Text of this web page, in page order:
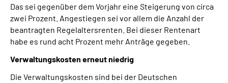
Das sei gegenüber dem Vorjahr eine Steigerung von circa
zwei Prozent. Angestiegen sei vor allem die Anzahl der
beantragten Regelaltersrenten. Bei dieser Rentenart
habe es rund acht Prozent mehr Anträge gegeben.
Verwaltungskosten erneut niedrig
Die Verwaltungskosten sind bei der Deutschen